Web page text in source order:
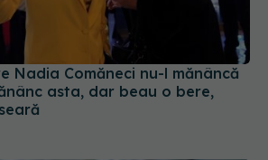
Nadia Comăneci nu-l mănâncă
asta, dar beau o bere,